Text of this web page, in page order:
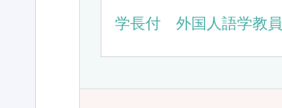
学長付 外国人語学教員